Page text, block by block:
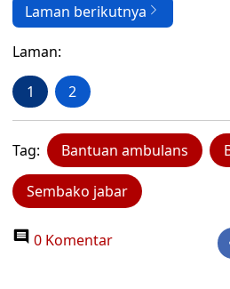
Laman berikutnya
Laman:
1 2
Tag: Bantuan ambulans
Sembako jabar
0 Komentar